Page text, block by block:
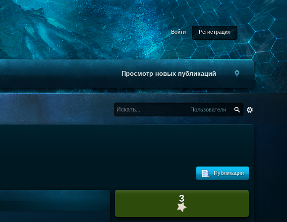
Войти Регистрация
Просмотр новых публикаций
Пользователи
Публикации
3